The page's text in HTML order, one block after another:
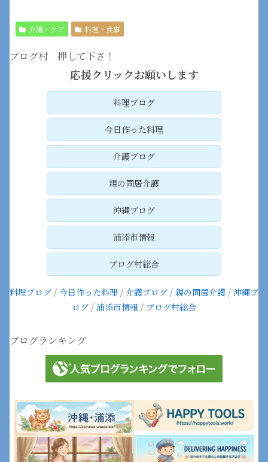
介護・ケア 料理・食事
ブログ村 押して下さ！
応援クリックお願いします
料理ブログ
今日作った料理
介護ブログ
親の同居介護
沖縄ブログ
浦添市情報
ブログ村総合
料理ブログ / 今日作った料理 / 介護ブログ / 親の同居介護 / 沖縄ブ
ログ / 浦添市情報 / ブログ村総合
ブログランキング